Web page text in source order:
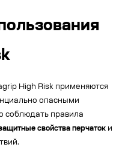
High Risk применяются
опасными
соблюдать правила
свойства перчаток и